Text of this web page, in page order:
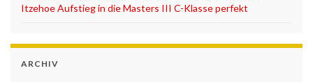
Itzehoe Aufstieg in die Masters III C-Klasse perfekt
ARCHIV